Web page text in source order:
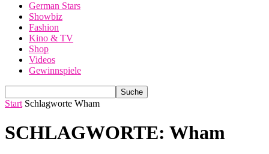
German Stars
Showbiz
Fashion
Kino & TV
Shop
Videos
Gewinnspiele
Start Schlagworte Wham
SCHLAGWORTE: Wham